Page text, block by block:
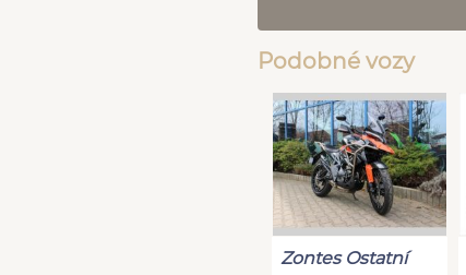
Podobné vozy
Zontes Ostatní